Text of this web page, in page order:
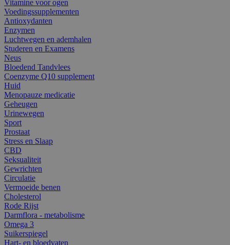
Vitamine voor ogen
Voedingssupplementen
Antioxydanten
Enzymen
Luchtwegen en ademhalen
Studeren en Examens
Neus
Bloedend Tandvlees
Coenzyme Q10 supplement
Huid
Menopauze medicatie
Geheugen
Urinewegen
Sport
Prostaat
Stress en Slaap
CBD
Seksualiteit
Gewrichten
Circulatie
Vermoeide benen
Cholesterol
Rode Rijst
Darmflora - metabolisme
Omega 3
Suikerspiegel
Hart- en bloedvaten